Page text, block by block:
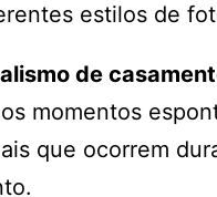
estilos de
de
momentos
que ocorrem